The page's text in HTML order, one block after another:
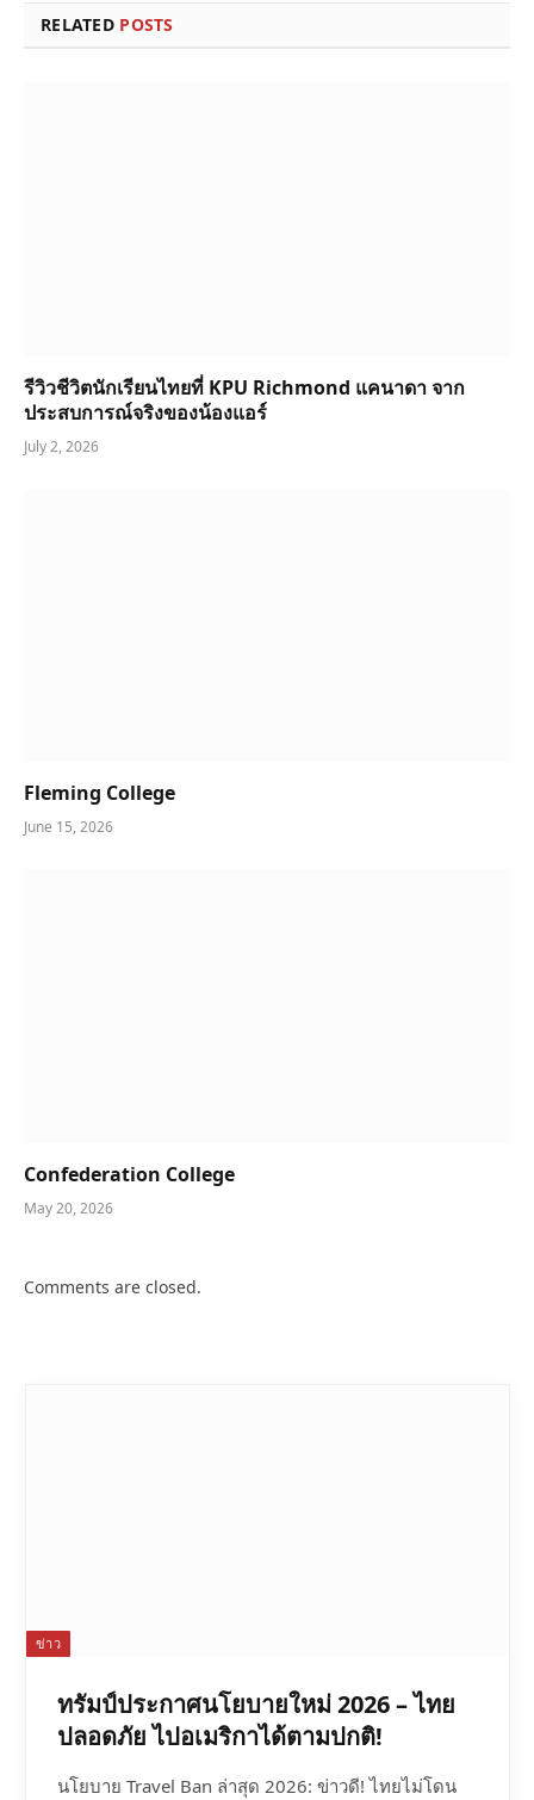
RELATED POSTS
รีวิวชีวิตนักเรียนไทยที่ KPU Richmond แคนาดา จาก
ประสบการณ์จริงของน้องแอร์
July 2, 2026
Fleming College
June 15, 2026
Confederation College
May 20, 2026
Comments are closed.
ข่าว
ทรัมป์ประกาศนโยบายใหม่ 2026 – ไทย
ปลอดภัย ไปอเมริกาได้ตามปกติ!
นโยบาย Travel Ban ล่าสุด 2026: ข่าวดี! ไทยไม่โดน